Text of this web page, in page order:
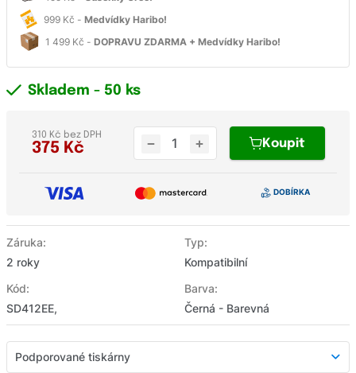
999 Kč - Medvídky Haribo!
1 499 Kč - DOPRAVU ZDARMA + Medvídky Haribo!
Záruka:
2 roky
Typ:
Kompatibilní
Kód:
SD412EE,
Barva:
Černá - Barevná
Skladem - 50 ks
375 Kč
310 Kč bez DPH
Koupit
Podporované tiskárny